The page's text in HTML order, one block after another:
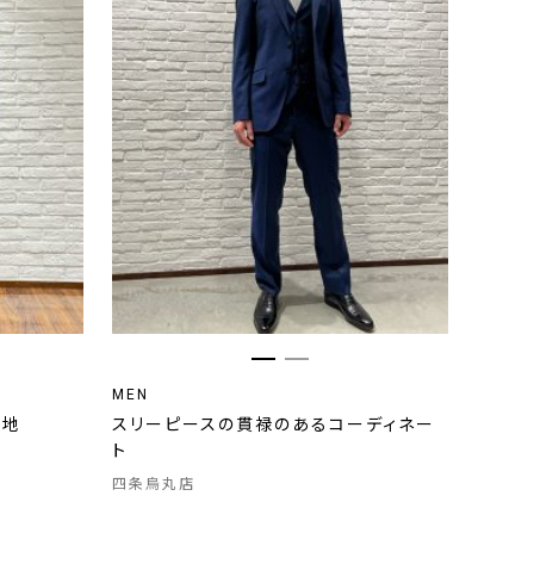
MEN
スリーピースの貫禄のあるコーディネー
ト
四条烏丸店